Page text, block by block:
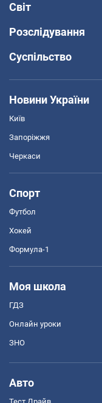
Світ
Розслідування
Суспільство
Новини України
Київ
Запоріжжя
Черкаси
Спорт
Футбол
Хокей
Формула-1
Моя школа
ГДЗ
Онлайн уроки
ЗНО
Авто